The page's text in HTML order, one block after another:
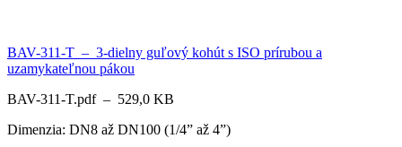
BAV-311-T – 3-dielny guľový kohút s ISO prírubou a
uzamykateľnou pákou
BAV-311-T.pdf – 529,0 KB
Dimenzia: DN8 až DN100 (1/4” až 4”)